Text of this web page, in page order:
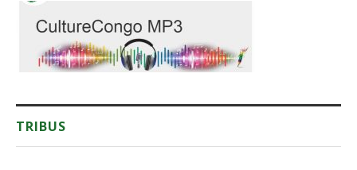
TRIBUS